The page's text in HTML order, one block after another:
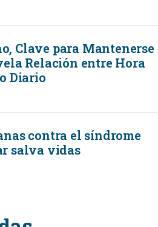
Clave para Mantenerse
Relación entre Hora
Diario
contra el síndrome
salva vidas